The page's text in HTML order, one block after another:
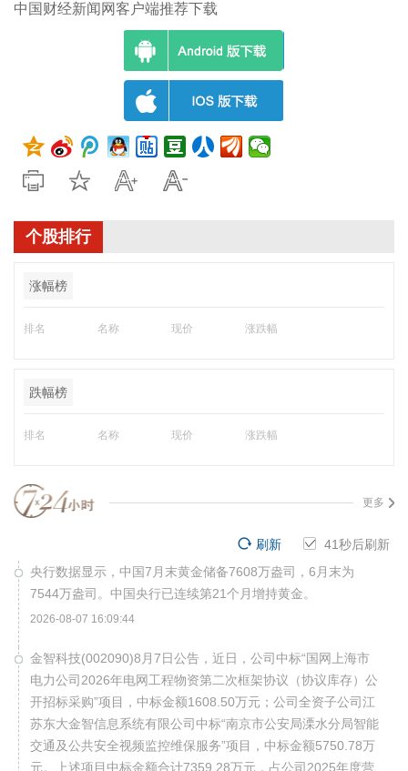
中国财经新闻网客户端推荐下载
个股排行
涨幅榜
排名 名称 现价 涨跌幅
跌幅榜
排名 名称 现价 涨跌幅
更多
40秒后刷新
刷新
央行数据显示，中国7月末黄金储备7608万盎司，6月末为
7544万盎司。中国央行已连续第21个月增持黄金。
2026-08-07 16:09:44
金智科技(002090)8月7日公告，近日，公司中标“国网上海市
电力公司2026年电网工程物资第二次框架协议（协议库存）公
开招标采购”项目，中标金额1608.50万元；公司全资子公司江
苏东大金智信息系统有限公司中标“南京市公安局溧水分局智能
交通及公共安全视频监控维保服务”项目，中标金额5750.78万
元。上述项目中标金额合计7359.28万元，占公司2025年度营